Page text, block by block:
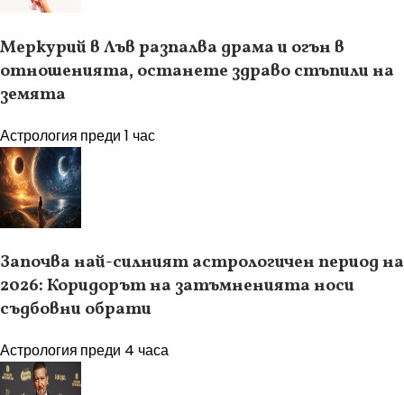
Меркурий в Лъв разпалва драма и огън в
отношенията, останете здраво стъпили на
земята
Астрология преди 1 час
Започва най-силният астрологичен период на
2026: Коридорът на затъмненията носи
съдбовни обрати
Астрология преди 4 часа